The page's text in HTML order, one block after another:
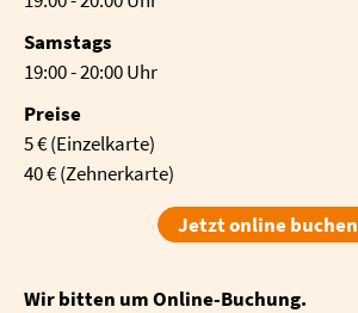
Samstags
19:00 - 20:00 Uhr
Preise
5 € (Einzelkarte)
40 € (Zehnerkarte)
Jetzt online buchen
Wir bitten um Online-Buchung.